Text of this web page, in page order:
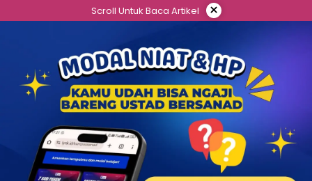
to
Scroll Untuk Baca Artikel ×